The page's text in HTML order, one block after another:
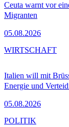
Ceuta warnt vor
Migranten
05.08.2026
Italien will mit
Energie und
05.08.2026
WIRTSCHAFT
POLITIK